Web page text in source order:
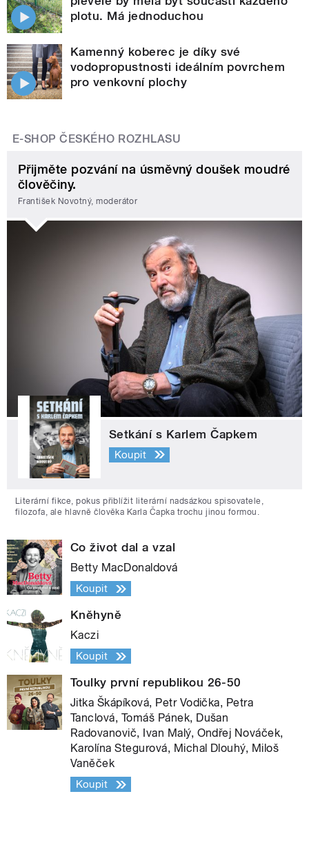
plotu. Má jednoduchou
Kamenný koberec je díky své
vodopropustnosti ideálním povrchem
pro venkovní plochy
E-SHOP ČESKÉHO ROZHLASU
Přijměte pozvání na úsměvný doušek moudré
člověčiny.
František Novotný, moderátor
Setkání s Karlem Čapkem
Koupit
Literární fikce, pokus přiblížit literární nadsázkou spisovatele,
filozofa, ale hlavně člověka Karla Čapka trochu jinou formou.
Co život dal a vzal
Betty MacDonaldová
Koupit
Kněhyně
Kaczi
Koupit
Toulky první republikou 26-50
Jitka Škápíková, Petr Vodička, Petra
Tanclová, Tomáš Pánek, Dušan
Radovanovič, Ivan Malý, Ondřej Nováček,
Karolína Stegurová, Michal Dlouhý, Miloš
Vaněček
Koupit